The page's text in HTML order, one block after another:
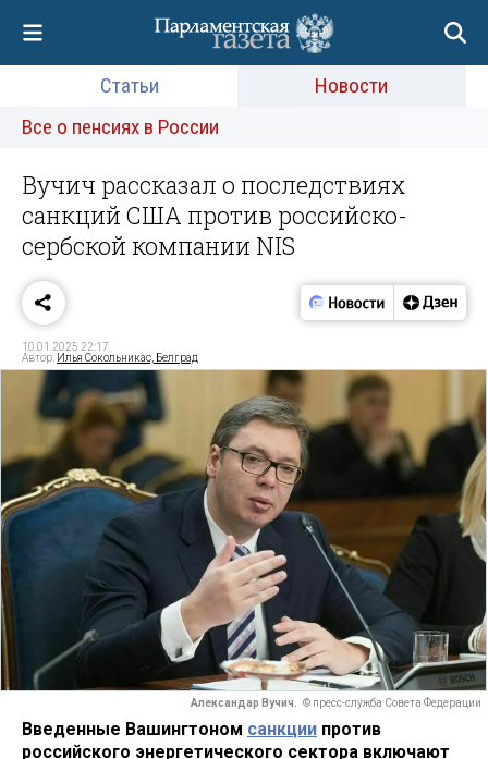
Статьи
Новости
Все о пенсиях в России
Вучич рассказал о последствиях
санкций США против российско-
сербской компании NIS
10.01.2025 22:17
Автор: Илья Сокольникас, Белград
Александар Вучич. © пресс-служба Совета Федерации
Введенные Вашингтоном санкции против
российского энергетического сектора включают